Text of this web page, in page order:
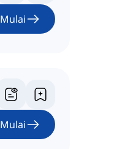
Mulai
Mulai